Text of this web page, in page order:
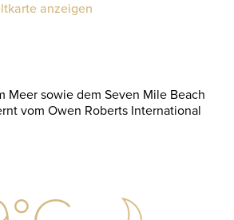
anzeigen
Meer sowie dem Seven Mile Beach
vom Owen Roberts International